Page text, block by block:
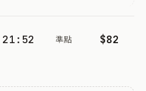
21:52 準點 $82